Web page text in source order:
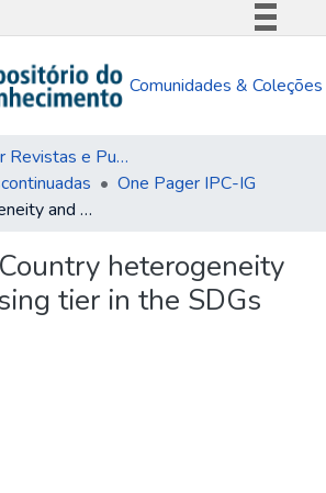
Comunica BR
Legislação
Comunidades & Coleções
Navegar por Revistas e Publicações Seriadas
One Pager IPC-IG
Country heterogeneity and the missing tier in the SDGs reporting
Country heterogeneity
tier in the SDGs